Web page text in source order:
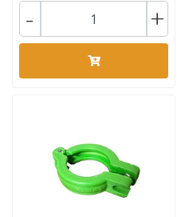
- +